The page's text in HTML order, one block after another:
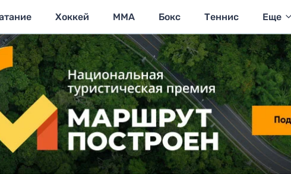
Хоккей MMA Бокс Теннис Еще